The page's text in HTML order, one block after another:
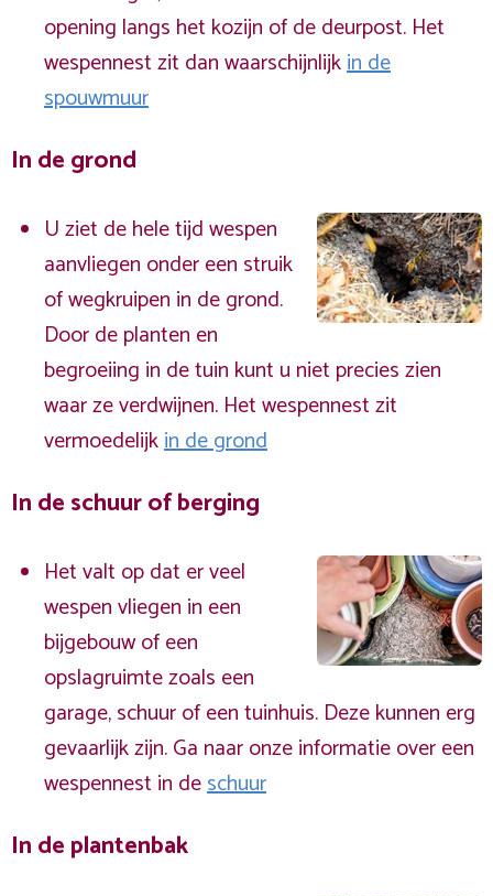
opening langs het kozijn of de deurpost. Het
wespennest zit dan waarschijnlijkin de
spouwmuur
In de grond
U ziet de hele tijd wespen
aanvliegen onder een struik
of wegkruipen in de grond.
Door de planten en
begroeiing in de tuin kunt u niet precies zien
waar ze verdwijnen. Het wespennest zit
vermoedelijkin de grond
In de schuur of berging
Het valt op dat er veel
wespen vliegen in een
bijgebouw of een
opslagruimte zoals een
garage, schuur of een tuinhuis. Deze kunnen erg
gevaarlijk zijn. Ga naar onze informatie over een
wespennest in deschuur
In de plantenbak